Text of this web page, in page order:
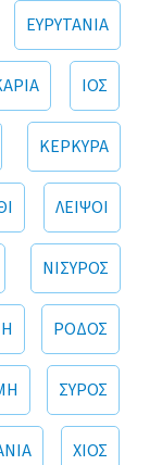
ΕΥΡΥΤΑΝΙΑ
ΙΟΣ
ΚΕΡΚΥΡΑ
ΛΕΙΨΟΙ
ΝΙΣΥΡΟΣ
ΡΟΔΟΣ
ΣΥΡΟΣ
ΧΙΟΣ